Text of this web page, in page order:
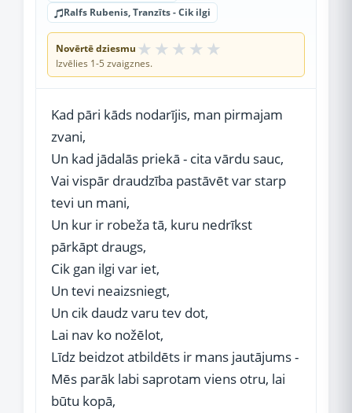
Ralfs Rubenis, Tranzīts - Cik ilgi
Novērtē dziesmu ★ ★ ★ ★ ★
Izvēlies 1-5 zvaigznes.
Kad pāri kāds nodarījis, man pirmajam
zvani,
Un kad jādalās priekā - cita vārdu sauc,
Vai vispār draudzība pastāvēt var starp
tevi un mani,
Un kur ir robeža tā, kuru nedrīkst
pārkāpt draugs,
Cik gan ilgi var iet,
Un tevi neaizsniegt,
Un cik daudz varu tev dot,
Lai nav ko nožēlot,
Līdz beidzot atbildēts ir mans jautājums -
Mēs parāk labi saprotam viens otru, lai
būtu kopā,